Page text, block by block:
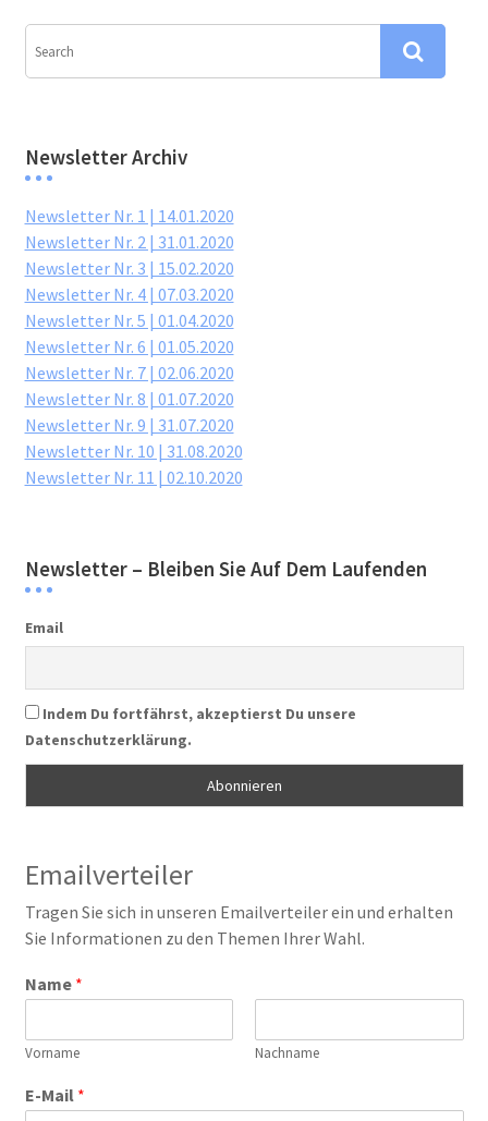
Newsletter Archiv
Newsletter Nr. 1 | 14.01.2020
Newsletter Nr. 2 | 31.01.2020
Newsletter Nr. 3 | 15.02.2020
Newsletter Nr. 4 | 07.03.2020
Newsletter Nr. 5 | 01.04.2020
Newsletter Nr. 6 | 01.05.2020
Newsletter Nr. 7 | 02.06.2020
Newsletter Nr. 8 | 01.07.2020
Newsletter Nr. 9 | 31.07.2020
Newsletter Nr. 10 | 31.08.2020
Newsletter Nr. 11 | 02.10.2020
Newsletter – Bleiben Sie Auf Dem Laufenden
Email
Indem Du fortfährst, akzeptierst Du unsere
Datenschutzerklärung.
Emailverteiler
Tragen Sie sich in unseren Emailverteiler ein und erhalten
Sie Informationen zu den Themen Ihrer Wahl.
Name *
Vorname Nachname
E-Mail *